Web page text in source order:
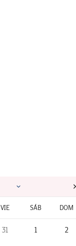
VIE SÁB DOM
31 1 2